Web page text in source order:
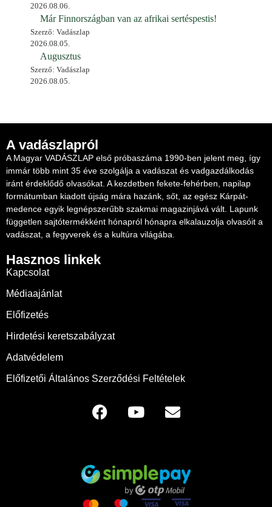
2026.08.06.
Már Finnországban van az afrikai sertéspestis!
Szerző: Vadászlap
2026.08.05.
Augusztus
Szerző: Vadászlap
2026.08.05.
A vadászlapról
A Magyar VADÁSZLAP első próbaszáma 1990-ben jelent meg, így
immár több mint 35 éve szolgálja a vadászat és vadgazdálkodás
iránt érdeklődő olvasókat. A kezdetben fekete-fehérben, napilap
formátumban kiadott újság mára hazánk, sőt, az egész Kárpát-
medence egyik legnépszerűbb szakmai magazinjává vált. Lapunk
független sajtótermékként hónapról hónapra elkalauzolja olvasóit a
vadászat, a fegyverek és a kultúra világába.
Hasznos linkek
Kapcsolat
Médiaajánlat
Előfizetés
Hirdetési keretszabályzat
Adatvédelem
Előfizetői Általános Szerződési Feltételek